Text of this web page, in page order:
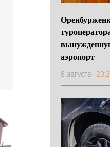
аэропорт
8 августа